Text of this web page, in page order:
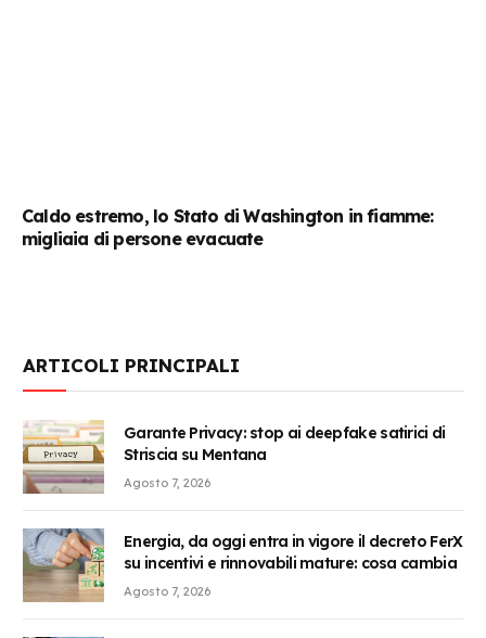
Caldo estremo, lo Stato di Washington in fiamme:
migliaia di persone evacuate
ARTICOLI PRINCIPALI
Garante Privacy: stop ai deepfake satirici di
Striscia su Mentana
Agosto 7, 2026
Energia, da oggi entra in vigore il decreto FerX
su incentivi e rinnovabili mature: cosa cambia
Agosto 7, 2026